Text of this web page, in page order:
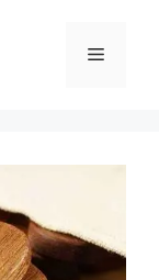
Meniu